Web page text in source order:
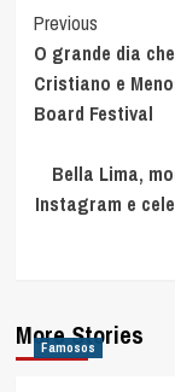
Post
Previous
O grande dia
Cristiano e
Board Festival
Bella Lima,
Instagram e
More Stories
Famosos